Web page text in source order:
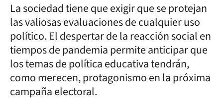
La sociedad tiene que exigir que se protejan
las valiosas evaluaciones de cualquier uso
político. El despertar de la reacción social en
tiempos de pandemia permite anticipar que
los temas de política educativa tendrán,
como merecen, protagonismo en la próxima
campaña electoral.